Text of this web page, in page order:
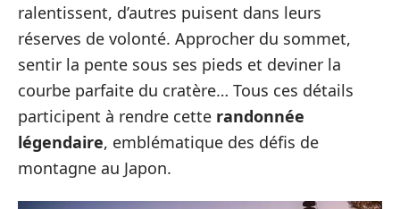
ralentissent, d’autres puisent dans leurs
réserves de volonté. Approcher du sommet,
sentir la pente sous ses pieds et deviner la
courbe parfaite du cratère… Tous ces détails
participent à rendre cette randonnée
légendaire, emblématique des défis de
montagne au Japon.